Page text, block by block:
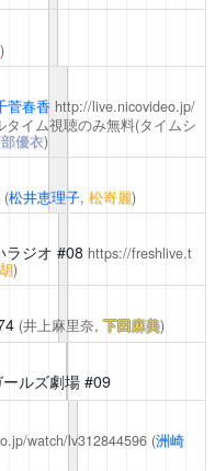
)
菅春香 http://live.nicovideo.jp/
イム視聴のみ無料(タイムシ
優衣)
(松井恵理子, 松嵜麗)
ラジオ #08 https://freshlive.t
)
(井上麻里奈,下田麻美)
ルズ劇場#09
watch/lv312844596 (洲崎